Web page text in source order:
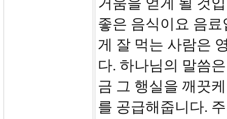
좋은 음식이요 음
게 잘 먹는 사람은
다. 하나님의 말씀
금 그 행실을 깨끗
를 공급해줍니다.